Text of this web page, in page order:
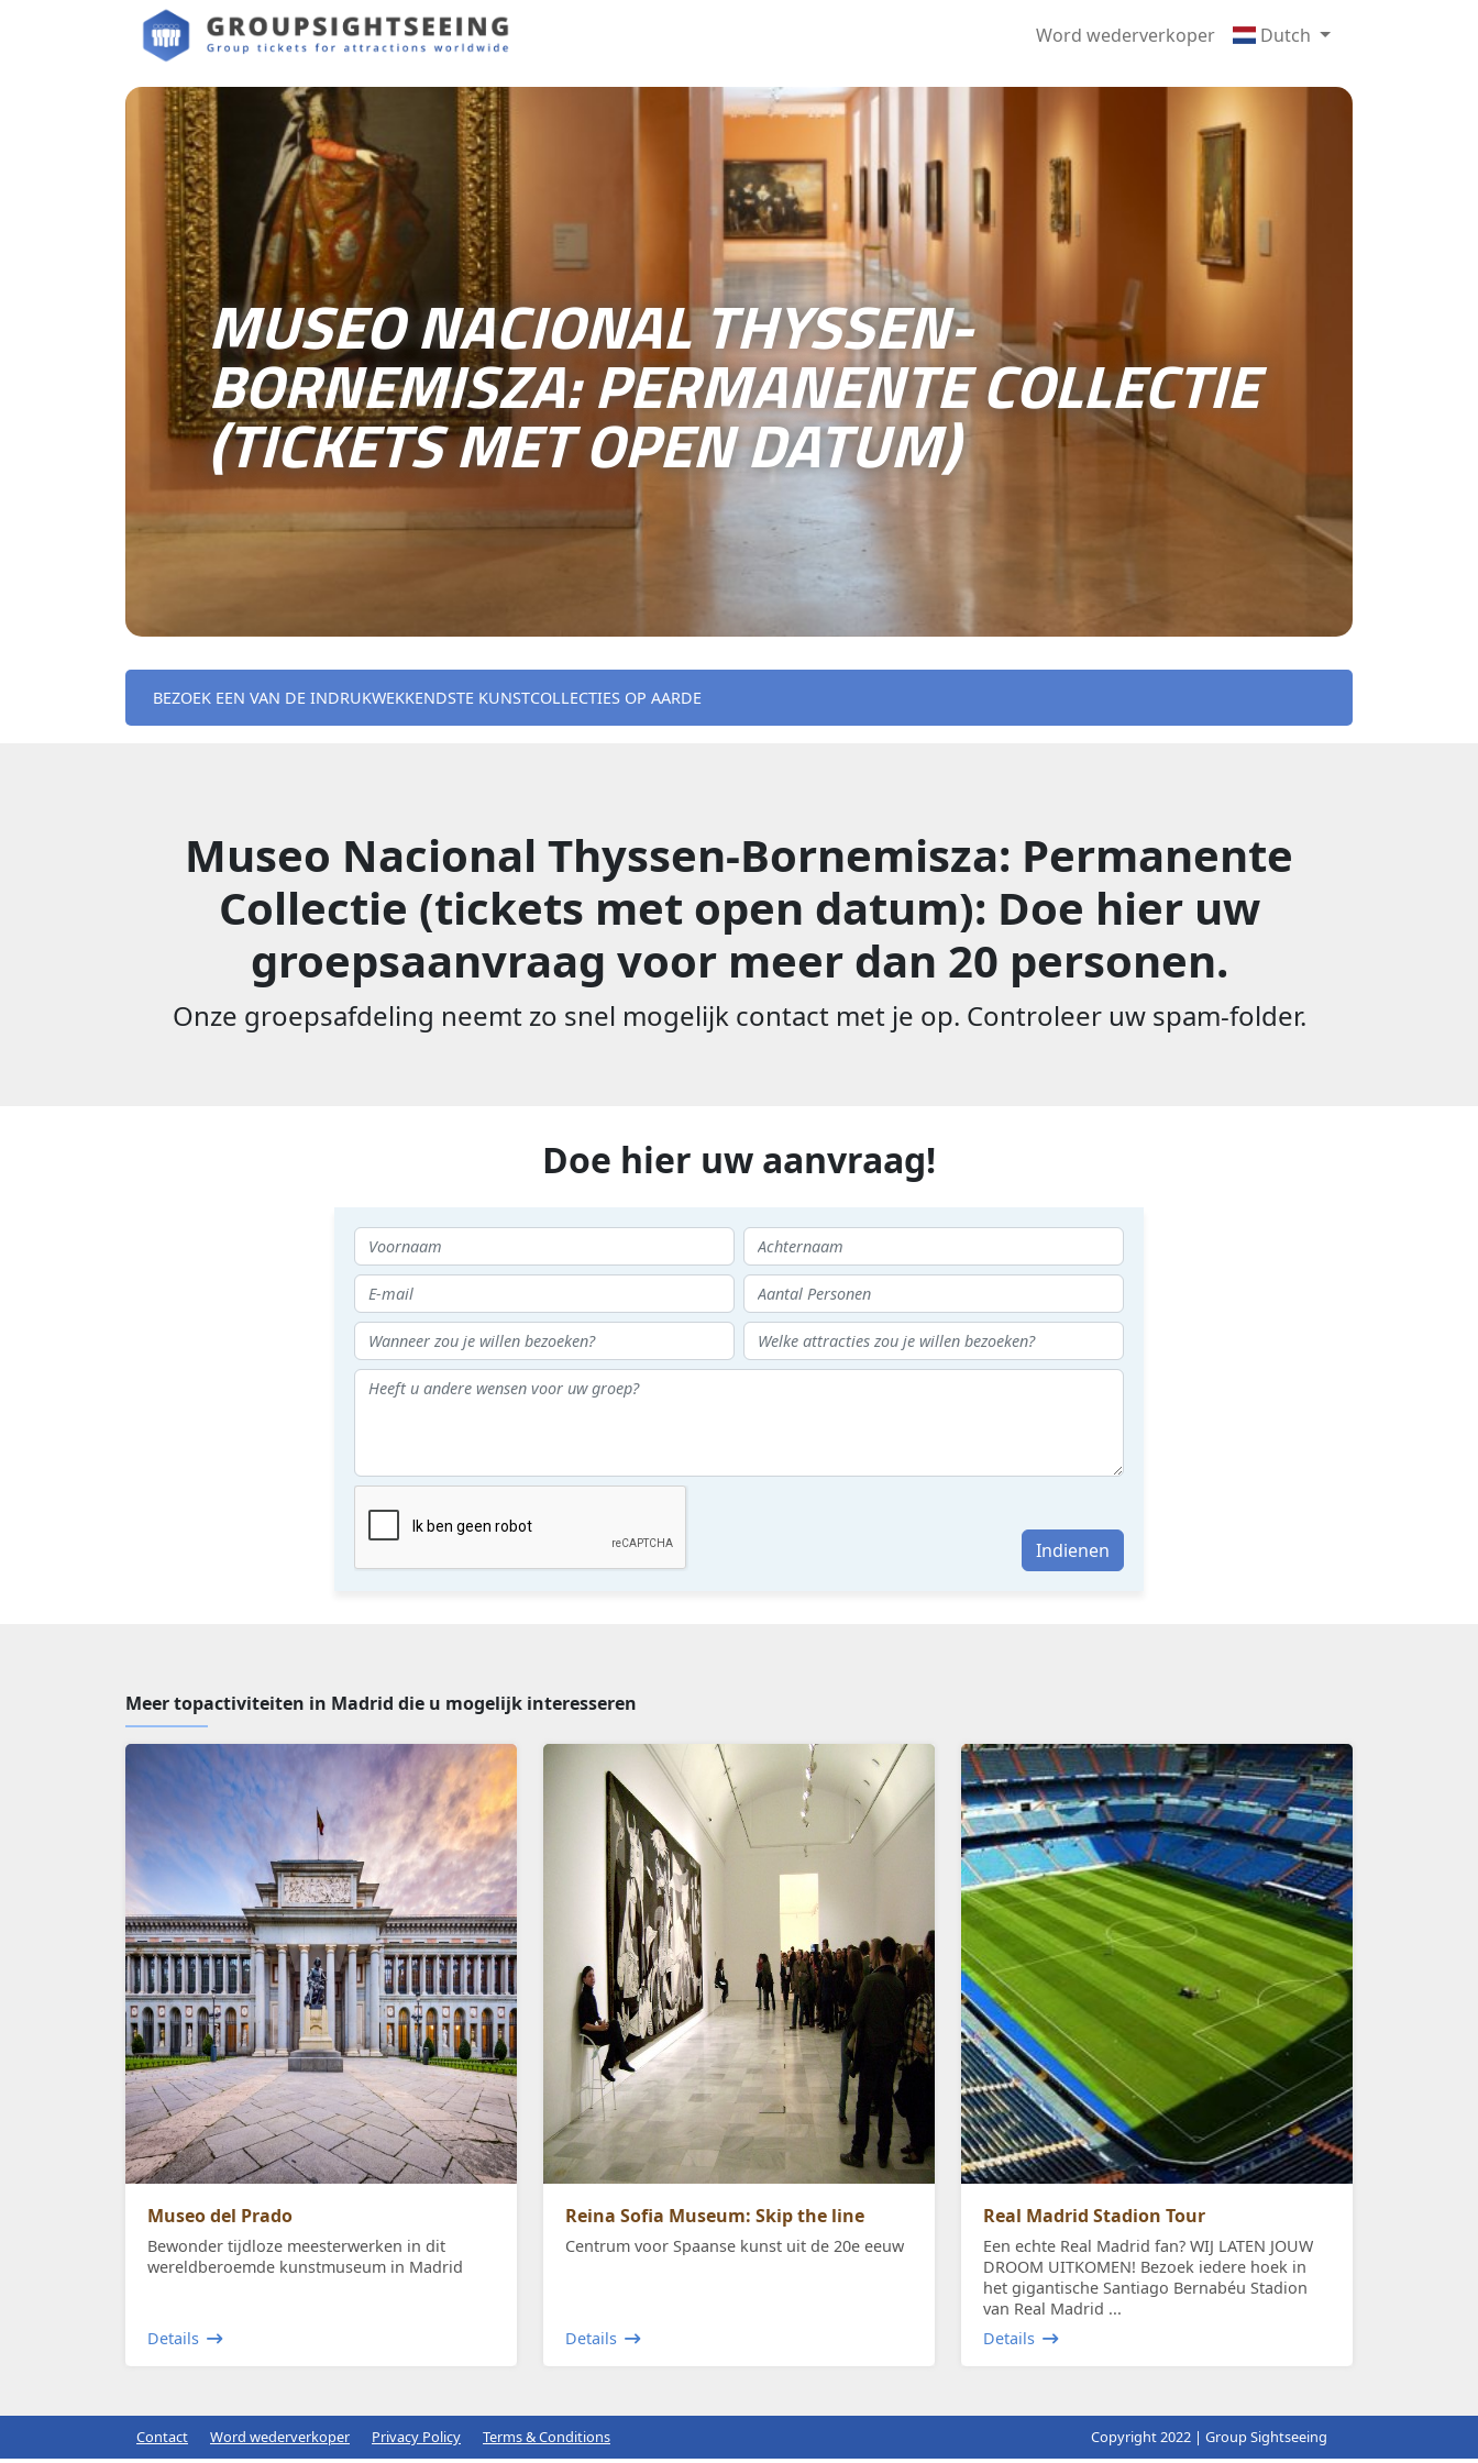
Word wederverkoper Dutch
MUSEO NACIONAL THYSSEN-
BORNEMISZA: PERMANENTE COLLECTIE
(TICKETS MET OPEN DATUM)
BEZOEK EEN VAN DE INDRUKWEKKENDSTE KUNSTCOLLECTIES OP AARDE
Museo Nacional Thyssen-Bornemisza: Permanente
Collectie (tickets met open datum): Doe hier uw
groepsaanvraag voor meer dan 20 personen.
Onze groepsafdeling neemt zo snel mogelijk contact met je op. Controleer uw spam-folder.
Doe hier uw aanvraag!
Indienen
Meer topactiviteiten in Madrid die u mogelijk interesseren
Museo del Prado
Bewonder tijdloze meesterwerken in dit
wereldberoemde kunstmuseum in Madrid
Details
Reina Sofia Museum: Skip the line
Centrum voor Spaanse kunst uit de 20e eeuw
Details
Real Madrid Stadion Tour
Een echte Real Madrid fan? WIJ LATEN JOUW
DROOM UITKOMEN! Bezoek iedere hoek in
het gigantische Santiago Bernabéu Stadion
van Real Madrid ...
Details
Contact Word wederverkoper Privacy Policy Terms & Conditions Copyright 2022 | Group Sightseeing